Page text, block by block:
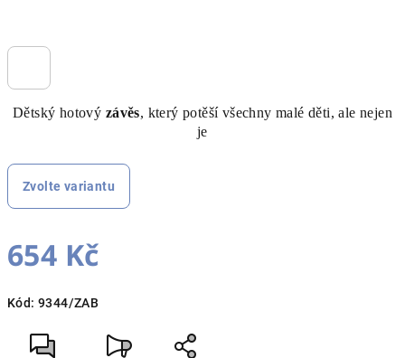
Dětský hotový závěs, který potěší všechny malé děti, ale nejen
je
Zvolte variantu
654 Kč
cena:
Kód: 9344/ZAB